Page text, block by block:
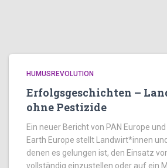
HUMUSREVOLUTION
Erfolgsgeschichten –
ohne Pestizide
Ein neuer Bericht von PAN Europe
Earth Europe stellt Landwirt*innen
denen es gelungen ist, den Einsatz
vollständig einzustellen oder auf ein